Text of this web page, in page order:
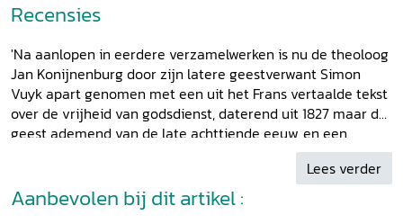
Recensies
'Na aanlopen in eerdere verzamelwerken is nu de theoloog
Jan Konijnenburg door zijn latere geestverwant Simon
Vuyk apart genomen met een uit het Frans vertaalde tekst
over de vrijheid van godsdienst, daterend uit 1827 maar de
geest ademend van de late achttiende eeuw, en een
manifest tegen de slavernij, wel uit het hart van deze
periode, 1790. [...] Dat Nederland in 1863 een van de laatste
landen was waar de slavernij werd afgeschaft,
onderstreept nog eens het pionierswerk van Jan
Lees verder
Aanbevolen bij dit artikel :